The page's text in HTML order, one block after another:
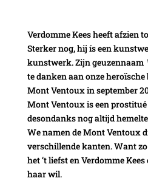
Verdomme Kees heeft afzien
Sterker nog, hij ís een
kunstwerk. Zijn geuzennaam
te danken aan onze
Mont Ventoux in september
Mont Ventoux is een
desondanks nog altijd
We namen de Mont Ventoux
verschillende kanten. Want
het ‘t liefst en Verdomme
haar wil.